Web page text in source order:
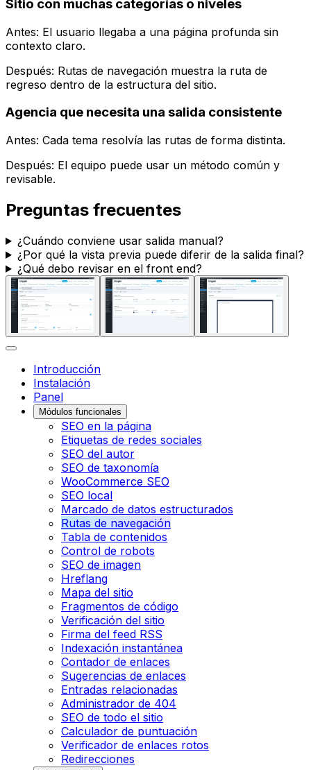
Sitio con muchas categorías o niveles
Antes: El usuario llegaba a una página profunda sin
contexto claro.
Después: Rutas de navegación muestra la ruta de
regreso dentro de la estructura del sitio.
Agencia que necesita una salida consistente
Antes: Cada tema resolvía las rutas de forma distinta.
Después: El equipo puede usar un método común y
revisable.
Preguntas frecuentes
¿Cuándo conviene usar salida manual?
¿Por qué la vista previa puede diferir de la salida final?
¿Qué debo revisar en el front end?
Introducción
Instalación
Panel
Módulos funcionales
SEO en la página
Etiquetas de redes sociales
SEO del autor
SEO de taxonomía
WooCommerce SEO
SEO local
Marcado de datos estructurados
Rutas de navegación
Tabla de contenidos
Control de robots
SEO de imagen
Hreflang
Mapa del sitio
Fragmentos de código
Verificación del sitio
Firma del feed RSS
Indexación instantánea
Contador de enlaces
Sugerencias de enlaces
Entradas relacionadas
Administrador de 404
SEO de todo el sitio
Calculador de puntuación
Verificador de enlaces rotos
Redirecciones